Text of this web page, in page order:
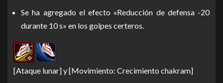
Se ha agregado el efecto «Reducción de defensa -20
durante 10 s» en los golpes certeros.
[Ataque lunar] y [Movimiento: Crecimiento chakram]